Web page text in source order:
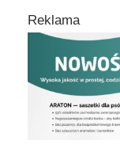
Reklama